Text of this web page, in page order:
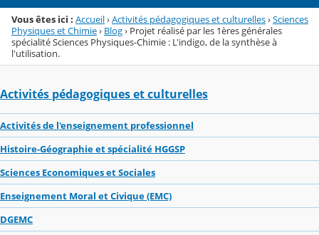
Vous êtes ici : Accueil›Activités pédagogiques et culturelles›Sciences
Physiques et Chimie› Blog› Projet réalisé par les 1ères générales
spécialité Sciences Physiques-Chimie : L'indigo, de la synthèse à
l'utilisation.
Activités pédagogiques et culturelles
Activités de l'enseignement professionnel
Histoire-Géographie et spécialité HGGSP
Sciences Economiques et Sociales
Enseignement Moral et Civique (EMC)
DGEMC